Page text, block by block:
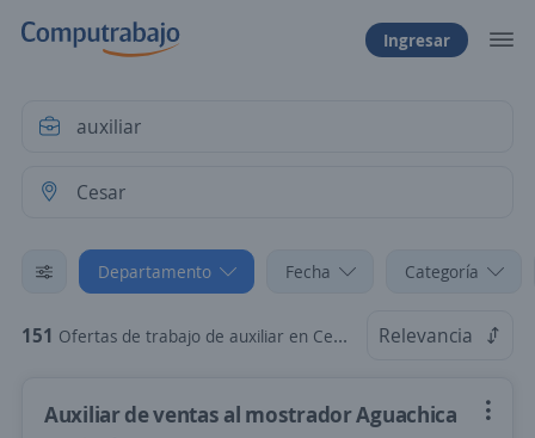
Ingresar
Departamento Fecha Categoría
151 Ofertas de trabajo de auxiliar en Cesar Relevancia
Auxiliar de ventas al mostrador Aguachica